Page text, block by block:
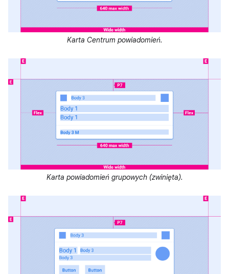
Karta Centrum powiadomień.
Karta powiadomień grupowych (zwinięta).